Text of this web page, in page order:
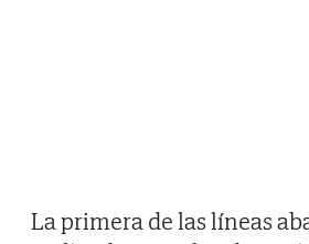
La primera de las líneas